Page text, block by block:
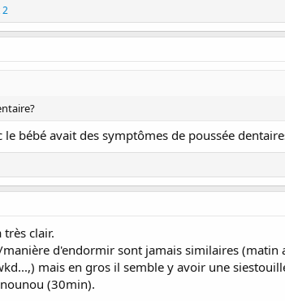
2
le bébé avait des symptômes de poussée
très clair.
d'endormir sont jamais similaires (matin
mais en gros il semble y avoir une
(30min).